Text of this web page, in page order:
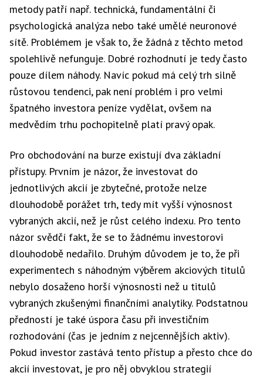
metody patří např. technická, fundamentální či
psychologická analýza nebo také umělé neuronové
sítě. Problémem je však to, že žádná z těchto metod
spolehlivě nefunguje. Dobré rozhodnutí je tedy často
pouze dílem náhody. Navíc pokud má celý trh silně
růstovou tendenci, pak není problém i pro velmi
špatného investora peníze vydělat, ovšem na
medvědím trhu pochopitelně platí pravý opak.
Pro obchodování na burze existují dva základní
přístupy. Prvním je názor, že investovat do
jednotlivých akcií je zbytečné, protože nelze
dlouhodobě porážet trh, tedy mít vyšší výnosnost
vybraných akcií, než je růst celého indexu. Pro tento
názor svědčí fakt, že se to žádnému investorovi
dlouhodobě nedařilo. Druhým důvodem je to, že při
experimentech s náhodným výběrem akciových titulů
nebylo dosaženo horší výnosnosti než u titulů
vybraných zkušenými finančními analytiky. Podstatnou
předností je také úspora času při investičním
rozhodování (čas je jedním z nejcennějších aktiv).
Pokud investor zastává tento přístup a přesto chce do
akcií investovat, je pro něj obvyklou strategií